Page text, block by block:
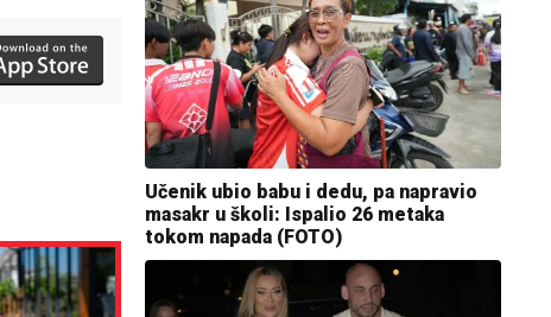
Učenik ubio babu i dedu, pa napravio
masakr u školi: Ispalio 26 metaka
tokom napada (FOTO)